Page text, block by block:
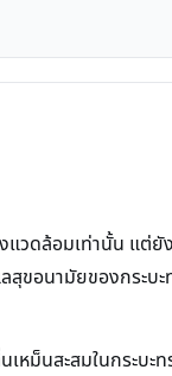
งแวดล้อมเท่านั้น แ
ขอนามัยของกระบ
ม็นสะสมในกระบะ